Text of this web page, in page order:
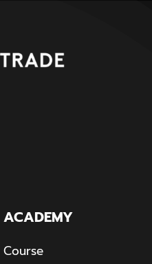
ACADEMY
Course